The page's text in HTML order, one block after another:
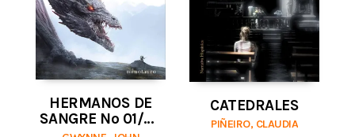
HERMANOS DE
SANGRE Nº 01/03
CATEDRALES
PIÑEIRO, CLAUDIA